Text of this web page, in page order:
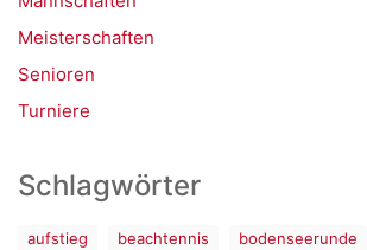
Meisterschaften
Senioren
Turniere
Schlagwörter
aufstieg beachtennis
bodenseerunde